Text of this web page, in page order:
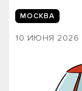
МОСКВА
10 ИЮНЯ 2026